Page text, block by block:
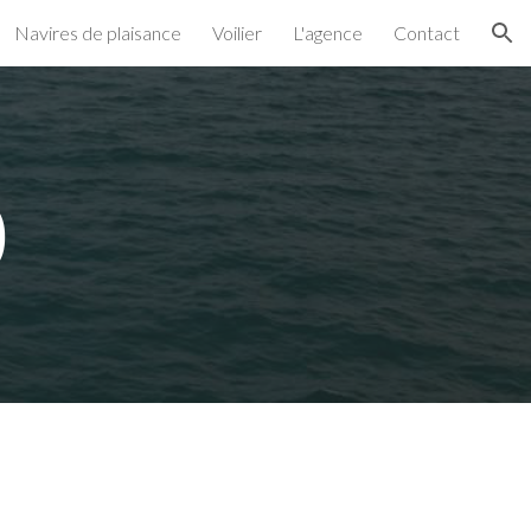
Navires de plaisance Voilier L'agence Contact